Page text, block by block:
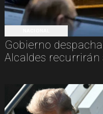
Gobierno
Alcaldes recurrirán